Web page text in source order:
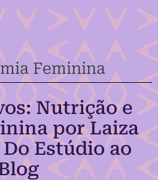
Feminina
Nutrição e
por Laiza
Estúdio ao